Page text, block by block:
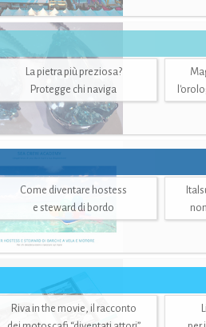
La pietra più preziosa?
Protegge chi naviga
Come diventare hostess
e steward di bordo
Riva in the movie, il racconto